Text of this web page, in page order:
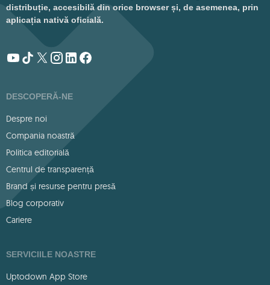
distribuție, accesibilă din orice browser și, de asemenea, prin
aplicația nativă oficială.
DESCOPERĂ-NE
Despre noi
Compania noastră
Politica editorială
Centrul de transparență
Brand și resurse pentru presă
Blog corporativ
Cariere
SERVICIILE NOASTRE
Uptodown App Store